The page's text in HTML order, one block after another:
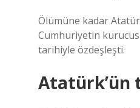
Ölümüne kadar
Cumhuriyetin
tarihiyle özdeşleşti.
Atatürk’ün